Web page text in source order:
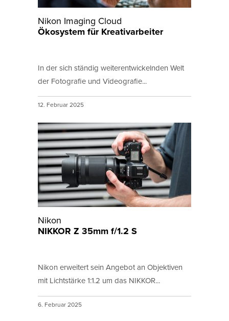
Nikon Imaging Cloud
Ökosystem für Kreativarbeiter
In der sich ständig weiterentwickelnden Welt
der Fotografie und Videografie...
12. Februar 2025
Nikon
NIKKOR Z 35mm f/1.2 S
Nikon erweitert sein Angebot an Objektiven
mit Lichtstärke 1:1.2 um das NIKKOR...
6. Februar 2025